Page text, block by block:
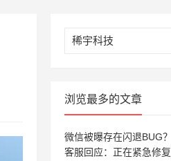
浏览最多的文章
微信被曝存在闪退BUG？
客服回应：正在紧急修复